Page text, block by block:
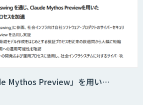
Mythos Preview」を用い…